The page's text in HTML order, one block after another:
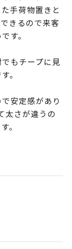
手荷物置きと
きるので来客
す。
もチープに見
。
安定感があり
太さが違うの
。